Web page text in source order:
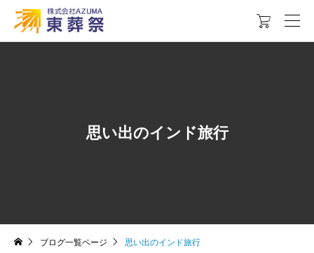

思い出のインド旅行
ブログ一覧ページ 思い出のインド旅行